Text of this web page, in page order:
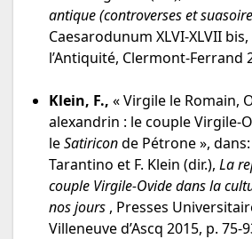
antique(controverses et
Caesarodunum XLVI-XLVII
l’Antiquité, Clermont-Ferrand
Klein, F., « Virgile le Romain,
alexandrin : le couple Virgile-
leSatiriconde Pétrone »,
Tarantino et F. Klein (dir.), La
couple Virgile-Ovide dans la
nos jours , Presses
Villeneuve d’Ascq 2015, p. 75-